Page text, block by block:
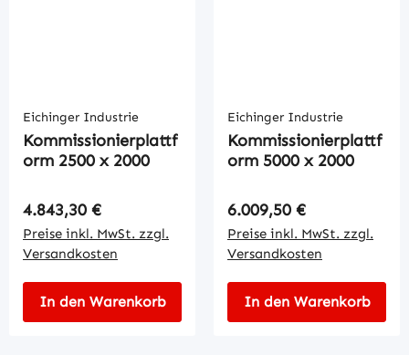
Eichinger Industrie
Kommissionierplattf
orm 2500 x 2000
Regulärer Preis:
4.843,30 €
Preise inkl. MwSt. zzgl.
Versandkosten
In den Warenkorb
Eichinger Industrie
Kommissionierplattf
orm 5000 x 2000
Regulärer Preis:
6.009,50 €
Preise inkl. MwSt. zzgl.
Versandkosten
In den Warenkorb